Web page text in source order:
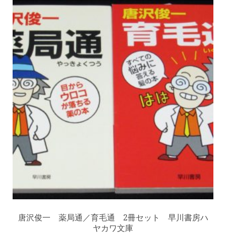
唐沢俊一 薬局通／育毛通 2冊セット 早川書房ハ
ヤカワ文庫